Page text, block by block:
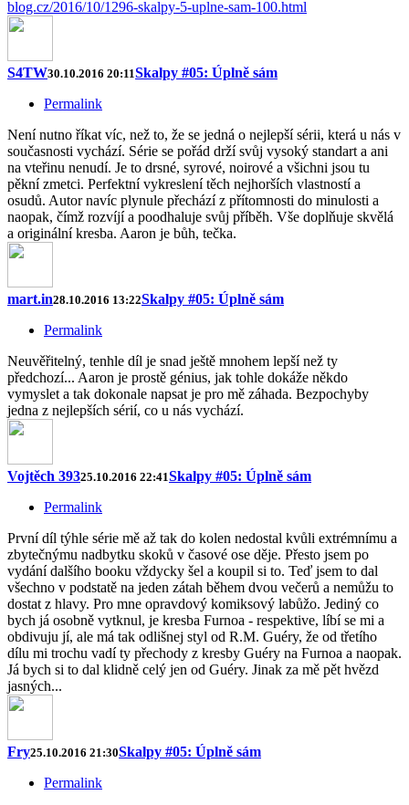
blog.cz/2016/10/1296-skalpy-5-uplne-sam-100.html
S4TW30.10.2016 20:11Skalpy #05: Úplně sám
Permalink
Není nutno říkat víc, než to, že se jedná o nejlepší sérii, která u nás v
současnosti vychází. Série se pořád drží svůj vysoký standart a ani
na vteřinu nenudí. Je to drsné, syrové, noirové a všichni jsou tu
pěkní zmetci. Perfektní vykreslení těch nejhorších vlastností a
osudů. Autor navíc plynule přechází z přítomnosti do minulosti a
naopak, čímž rozvíjí a poodhaluje svůj příběh. Vše doplňuje skvělá
a originální kresba. Aaron je bůh, tečka.
mart.in28.10.2016 13:22Skalpy #05: Úplně sám
Permalink
Neuvěřitelný, tenhle díl je snad ještě mnohem lepší než ty
předchozí... Aaron je prostě génius, jak tohle dokáže někdo
vymyslet a tak dokonale napsat je pro mě záhada. Bezpochyby
jedna z nejlepších sérií, co u nás vychází.
Vojtěch 39325.10.2016 22:41Skalpy #05: Úplně sám
Permalink
První díl týhle série mě až tak do kolen nedostal kvůli extrémnímu a
zbytečnýmu nadbytku skoků v časové ose děje. Přesto jsem po
vydání dalšího booku vždycky šel a koupil si to. Teď jsem to dal
všechno v podstatě na jeden zátah během dvou večerů a nemůžu to
dostat z hlavy. Pro mne opravdový komiksový labůžo. Jediný co
bych já osobně vytknul, je kresba Furnoa - respektive, líbí se mi a
obdivuju jí, ale má tak odlišnej styl od R.M. Guéry, že od třetího
dílu mi trochu vadí ty přechody z kresby Guéry na Furnoa a naopak.
Já bych si to dal klidně celý jen od Guéry. Jinak za mě pět hvězd
jasných...
Fry25.10.2016 21:30Skalpy #05: Úplně sám
Permalink